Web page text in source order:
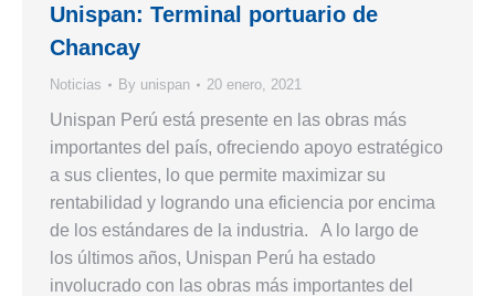
Unispan: Terminal portuario de
Chancay
Noticias By unispan 20 enero, 2021
Unispan Perú está presente en las obras más
importantes del país, ofreciendo apoyo estratégico
a sus clientes, lo que permite maximizar su
rentabilidad y logrando una eficiencia por encima
de los estándares de la industria. A lo largo de
los últimos años, Unispan Perú ha estado
involucrado con las obras más importantes del